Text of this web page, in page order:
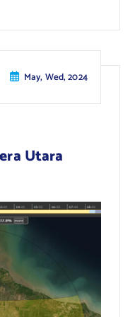
May, Wed, 2024
Utara